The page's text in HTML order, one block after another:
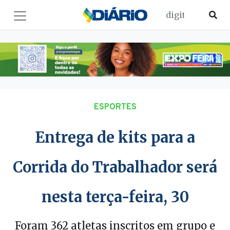
ESPORTES
Entrega de kits para a
Corrida do Trabalhador será
nesta terça-feira, 30
Foram 362 atletas inscritos em grupo e